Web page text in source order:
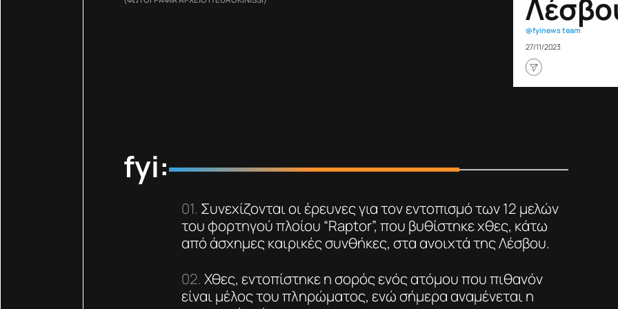
@fyinews team
27/11/2023
fyi:
Συνεχίζονται οι έρευνες για τον εντοπισμό των 12 μελών
του φορτηγού πλοίου “Raptor”, που βυθίστηκε χθες, κάτω
από άσχημες καιρικές συνθήκες, στα ανοιχτά της Λέσβου.
Χθες, εντοπίστηκε η σορός ενός ατόμου που πιθανόν
είναι μέλος του πληρώματος, ενώ σήμερα αναμένεται η